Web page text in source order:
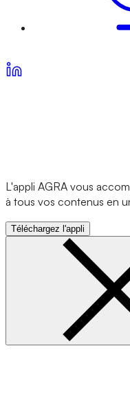
L'appli AGRA vous
à tous vos contenus en
Téléchargez l'appli